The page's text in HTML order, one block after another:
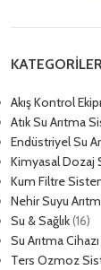
KATEGORILER
Akış Kontrol
Atık Su Arıtma
Endüstriyel Su
Kimyasal Dozaj
Kum Filtre
Nehir Suyu
Su & Sağlık(16)
Su Arıtma Cihazı
Ters Ozmoz